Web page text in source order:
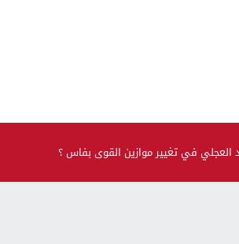
في تغيير موازين القوى بفاس ؟